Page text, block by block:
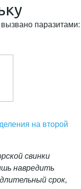
паразитами:
на второй
свинки
навредить
срок,